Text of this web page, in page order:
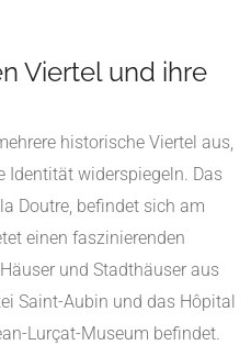
Viertel und ihre
historische Viertel aus,
Identität widerspiegeln. Das
Doutre, befindet sich am
einen faszinierenden
und Stadthäuser aus
Saint-Aubin und das Hôpital
Lurçat-Museum befindet.